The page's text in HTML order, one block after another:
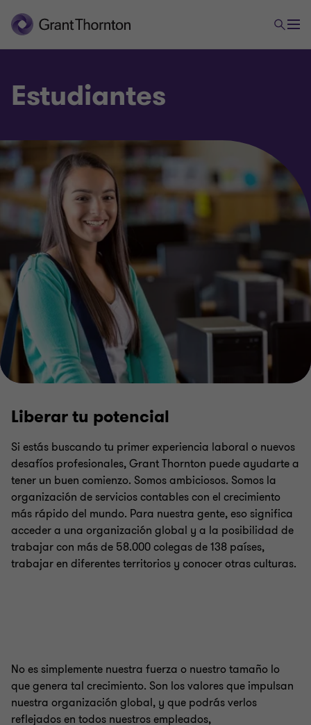
Estudiantes
Liberar tu potencial
Si estás buscando tu primer experiencia laboral o nuevos
desafíos profesionales, Grant Thornton puede ayudarte a
tener un buen comienzo. Somos ambiciosos. Somos la
organización de servicios contables con el crecimiento
más rápido del mundo. Para nuestra gente, eso significa
acceder a una organización global y a la posibilidad de
trabajar con más de 58.000 colegas de 138 países,
trabajar en diferentes territorios y conocer otras culturas.
No es simplemente nuestra fuerza o nuestro tamaño lo
que genera tal crecimiento. Son los valores que impulsan
nuestra organización global, y que podrás verlos
reflejados en todos nuestros empleados,